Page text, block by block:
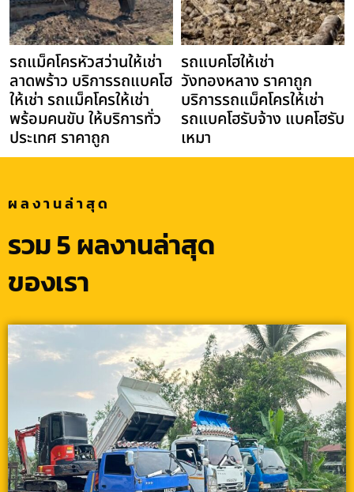
รถแม็คโครหัวสว่านให้เช่า
ลาดพร้าว บริการรถแบคโฮ
ให้เช่า รถแม็คโครให้เช่า
พร้อมคนขับ ให้บริการทั่ว
ประเทศ ราคาถูก
รถแบคโฮให้เช่า
วังทองหลาง ราคาถูก
บริการรถแม็คโครให้เช่า
รถแบคโฮรับจ้าง แบคโฮรับ
เหมา
ผลงานล่าสุด
รวม 5 ผลงานล่าสุด
ของเรา